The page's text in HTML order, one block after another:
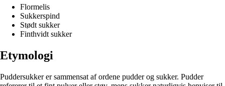
Flormelis
Sukkerspind
Stødt sukker
Finthvidt sukker
Etymologi
Puddersukker er sammensat af ordene pudder og sukker. Pudder